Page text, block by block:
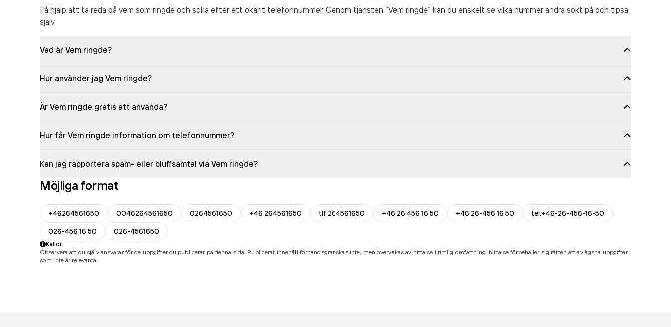
Få hjälp att ta reda på vem som ringde och söka efter ett okänt telefonnummer. Genom tjänsten “Vem ringde” kan du enskelt se vilka nummer andra sökt på och tipsa
själv.
Vad är Vem ringde?
Hur använder jag Vem ringde?
Är Vem ringde gratis att använda?
Hur får Vem ringde information om telefonnummer?
Kan jag rapportera spam- eller bluffsamtal via Vem ringde?
Möjliga format
+46264561650 0046264561650 0264561650 +46 264561650 tlf 264561650 +46 26 456 16 50 +46 26-456 16 50
tel:+46-26-456-16-50
026-456 16 50
026-4561650
Källor
Observera att du själv ansvarar för de uppgifter du publicerar på denna sida. Publicerat innehåll förhandsgranskas inte, men övervakas av hitta.se i rimlig omfattning. hitta.se förbehåller sig rätten att avlägsna uppgifter
som inte är relevanta.